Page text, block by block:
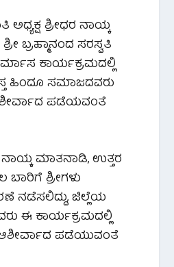
ಶ್ರೀಧರ ನಾಯ್ಕ
ಬ್ರಹ್ಮಾನಂದ ಸರಸ್ವತಿ
ಕಾರ್ಯಕ್ರಮದಲ್ಲಿ
ಹಿಂದೂ ಸಮಾಜದವರು
ಪಡೆಯವಂತೆ
ಮಾತನಾಡಿ, ಉತ್ತರ
ಬಾರಿಗೆ ಶ್ರೀಗಳು
ನಡೆಸಲಿದ್ದು, ಜಿಲ್ಲೆಯ
ಈ ಕಾರ್ಯಕ್ರಮದಲ್ಲಿ
ಆಶೀರ್ವಾದ ಪಡೆಯುವಂತೆ